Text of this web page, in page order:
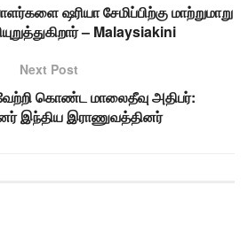
ஷரியா சேமிப்பிற்கு மாற்றுமாறு
– Malaysiakini
Next Post
கொண்ட மாலைதீவு அதிபர்:
இந்திய இராணுவத்தினர்